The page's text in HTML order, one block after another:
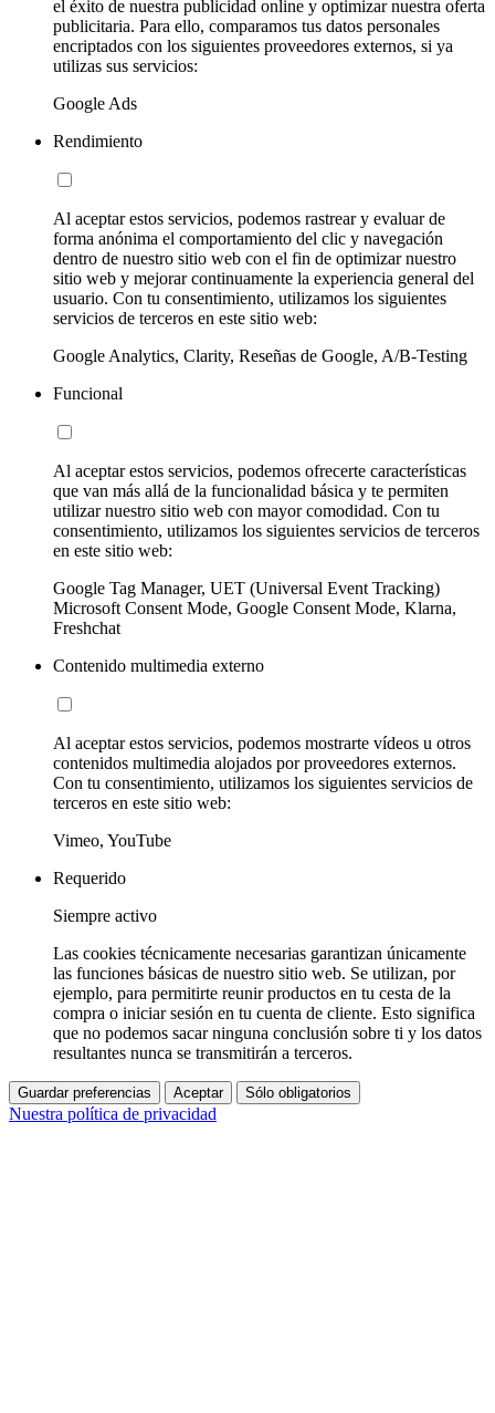
el éxito de nuestra publicidad online y optimizar nuestra oferta
publicitaria. Para ello, comparamos tus datos personales
encriptados con los siguientes proveedores externos, si ya
utilizas sus servicios:
Google Ads
Rendimiento
Al aceptar estos servicios, podemos rastrear y evaluar de
forma anónima el comportamiento del clic y navegación
dentro de nuestro sitio web con el fin de optimizar nuestro
sitio web y mejorar continuamente la experiencia general del
usuario. Con tu consentimiento, utilizamos los siguientes
servicios de terceros en este sitio web:
Google Analytics, Clarity, Reseñas de Google, A/B-Testing
Funcional
Al aceptar estos servicios, podemos ofrecerte características
que van más allá de la funcionalidad básica y te permiten
utilizar nuestro sitio web con mayor comodidad. Con tu
consentimiento, utilizamos los siguientes servicios de terceros
en este sitio web:
Google Tag Manager, UET (Universal Event Tracking)
Microsoft Consent Mode, Google Consent Mode, Klarna,
Freshchat
Contenido multimedia externo
Al aceptar estos servicios, podemos mostrarte vídeos u otros
contenidos multimedia alojados por proveedores externos.
Con tu consentimiento, utilizamos los siguientes servicios de
terceros en este sitio web:
Vimeo, YouTube
Requerido
Siempre activo
Las cookies técnicamente necesarias garantizan únicamente
las funciones básicas de nuestro sitio web. Se utilizan, por
ejemplo, para permitirte reunir productos en tu cesta de la
compra o iniciar sesión en tu cuenta de cliente. Esto significa
que no podemos sacar ninguna conclusión sobre ti y los datos
resultantes nunca se transmitirán a terceros.
Guardar preferencias Aceptar Sólo obligatorios
Nuestra política de privacidad